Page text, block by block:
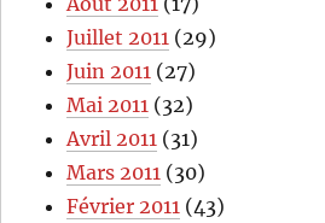
Juillet 2011 (29)
Juin 2011 (27)
Mai 2011 (32)
Avril 2011 (31)
Mars 2011 (30)
Février 2011 (43)